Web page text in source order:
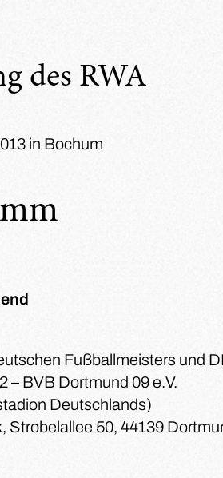
des RWA
in Bochum
Fußballmeisters und
– BVB Dortmund 09 e.V.
Deutschlands)
Strobelallee 50, 44139